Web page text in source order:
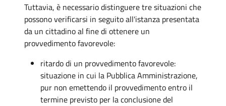
Tuttavia, è necessario distinguere tre situazioni che
possono verificarsi in seguito all'istanza presentata
da un cittadino al fine di ottenere un
provvedimento favorevole:
ritardo di un provvedimento favorevole:
situazione in cui la Pubblica Amministrazione,
pur non emettendo il provvedimento entro il
termine previsto per la conclusione del